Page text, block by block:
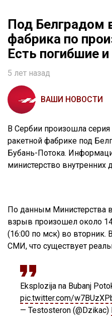
Под Белградом
фабрика по
Есть погибшие
5 лет назад
ВАШИ НОВОСТИ
В Сербии произошла
ракетной фабрике под
Бубань-Потока.
министерство внутренних
По данным Министерства
взрыв произошел около
(16:00 по мск) во
СМИ, что существует
Eksplozija na Bubanj
pic.twitter.com/
— Testosteron (@Dzikac)